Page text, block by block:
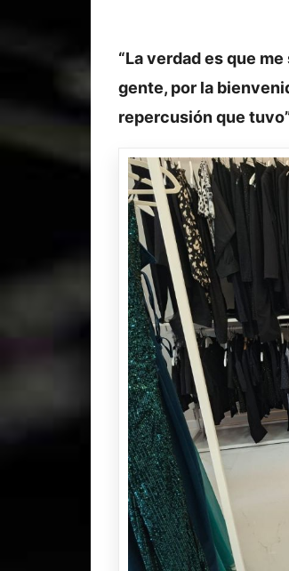
“La verdad es que
gente, por la
repercusión que